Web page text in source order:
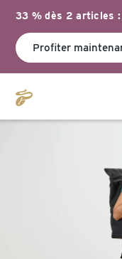
33 % dès 2 articles
Profiter